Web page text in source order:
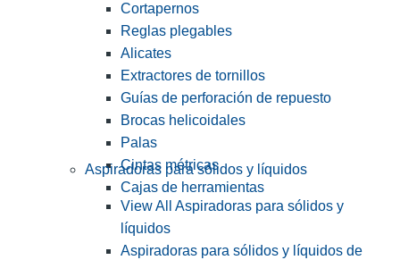
Cortapernos
Reglas plegables
Alicates
Extractores de tornillos
Guías de perforación de repuesto
Brocas helicoidales
Palas
Cintas métricas
Cajas de herramientas
Aspiradoras para sólidos y líquidos
View All Aspiradoras para sólidos y
líquidos
Aspiradoras para sólidos y líquidos de